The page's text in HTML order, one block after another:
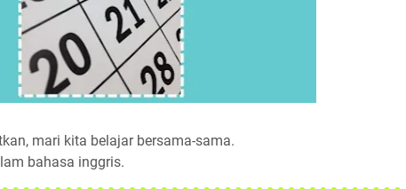
mari kita belajar bersama-sama.
bahasa inggris.